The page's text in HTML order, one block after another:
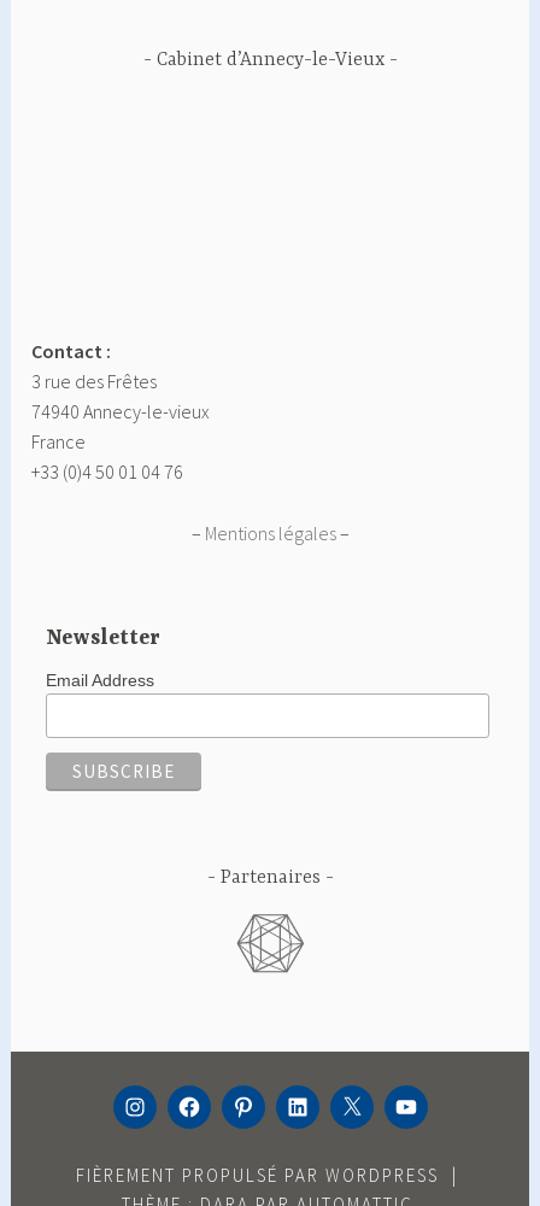
Cabinet d’Annecy-le-Vieux
Contact :
3 rue des Frêtes
74940 Annecy-le-vieux
France
+33 (0)4 50 01 04 76
– Mentions légales–
Newsletter
Email Address
Partenaires
INSTAGRAM
FACEBOOK
PINTEREST
LINKEDIN
TWITTERYOUTUBE
FIÈREMENT PROPULSÉ PAR WORDPRESS
|